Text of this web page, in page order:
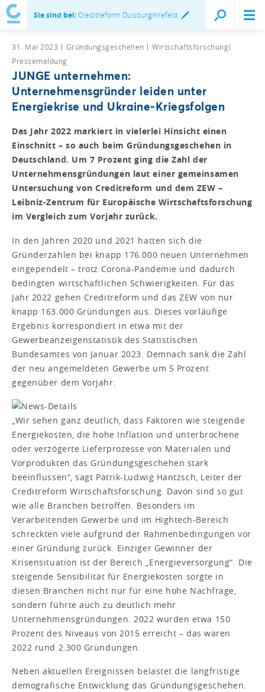
Sie sind bei:Creditreform Duisburg/Krefeld
31. Mai 2023 Gründungsgeschehen
Wirtschaftsforschung
Pressemeldung
JUNGE unternehmen:
Unternehmensgründer leiden unter
Energiekrise und Ukraine-Kriegsfolgen
Das Jahr 2022 markiert in vielerlei Hinsicht einen
Einschnitt – so auch beim Gründungsgeschehen in
Deutschland. Um 7 Prozent ging die Zahl der
Unternehmensgründungen laut einer gemeinsamen
Untersuchung von Creditreform und dem ZEW –
Leibniz-Zentrum für Europäische Wirtschaftsforschung
im Vergleich zum Vorjahr zurück.
In den Jahren 2020 und 2021 hatten sich die
Gründerzahlen bei knapp 176.000 neuen Unternehmen
eingependelt – trotz Corona-Pandemie und dadurch
bedingten wirtschaftlichen Schwierigkeiten. Für das
Jahr 2022 gehen Creditreform und das ZEW von nur
knapp 163.000 Gründungen aus. Dieses vorläufige
Ergebnis korrespondiert in etwa mit der
Gewerbeanzeigenstatistik des Statistischen
Bundesamtes von Januar 2023. Demnach sank die Zahl
der neu angemeldeten Gewerbe um 5 Prozent
gegenüber dem Vorjahr.
„Wir sehen ganz deutlich, dass Faktoren wie steigende
Energiekosten, die hohe Inflation und unterbrochene
oder verzögerte Lieferprozesse von Materialen und
Vorprodukten das Gründungsgeschehen stark
beeinflussen“, sagt Patrik-Ludwig Hantzsch, Leiter der
Creditreform Wirtschaftsforschung. Davon sind so gut
wie alle Branchen betroffen. Besonders im
Verarbeitenden Gewerbe und im Hightech-Bereich
schreckten viele aufgrund der Rahmenbedingungen vor
einer Gründung zurück. Einziger Gewinner der
Krisensituation ist der Bereich „Energieversorgung“. Die
steigende Sensibilität für Energiekosten sorgte in
diesen Branchen nicht nur für eine hohe Nachfrage,
sondern führte auch zu deutlich mehr
Unternehmensgründungen. 2022 wurden etwa 150
Prozent des Niveaus von 2015 erreicht – das waren
2022 rund 2.300 Gründungen.
Neben aktuellen Ereignissen belastet die langfristige
demografische Entwicklung das Gründungsgeschehen.